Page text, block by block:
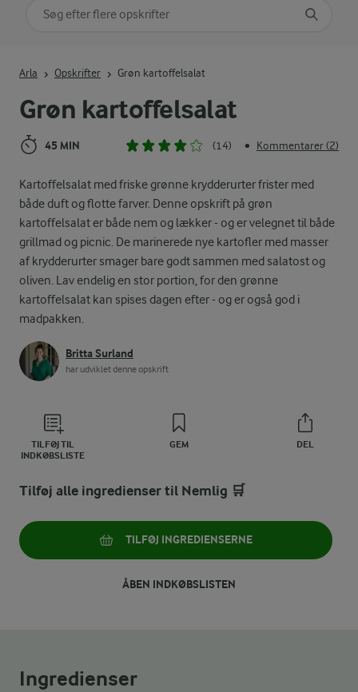
Grøn kartoffelsalat
45 MIN (14) • Kommentarer (2)
Kartoffelsalat med friske grønne krydderurter frister med
både duft og flotte farver. Denne opskrift på grøn
kartoffelsalat er både nem og lækker - og er velegnet til både
grillmad og picnic. De marinerede nye kartofler med masser
af krydderurter smager bare godt sammen med salatost og
oliven. Lav endelig en stor portion, for den grønne
kartoffelsalat kan spises dagen efter - og er også god i
madpakken.
Britta Surland
har udviklet denne opskrift
TILFØJ TIL
INDKØBSLISTE
GEM DEL
Arla Opskrifter Grøn kartoffelsalat
Tilføj alle ingredienser til Nemlig 🛒
TILFØJ INGREDIENSERNE
ÅBEN INDKØBSLISTEN
Ingredienser
Søg på kategori